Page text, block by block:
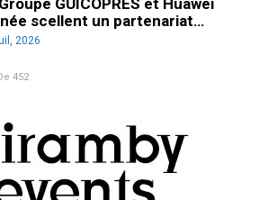
GUICOPRES et Huawei
scellent un partenariat…
2026
452